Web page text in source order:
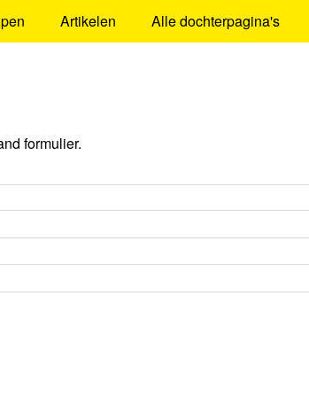
Artikelen Alle dochterpagina's
formulier.